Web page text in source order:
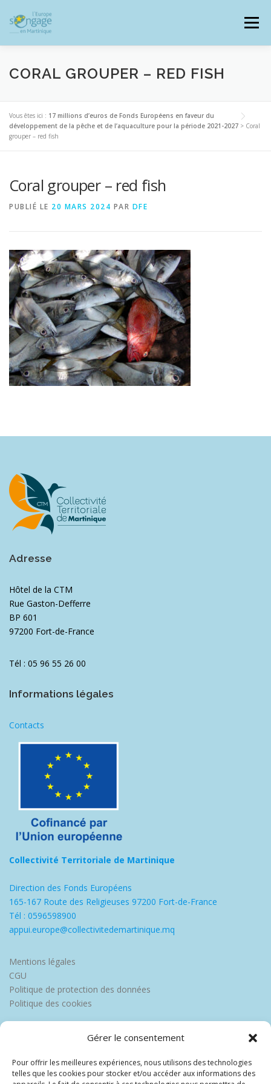
Gérer le consentement
Pour offrir les meilleures expériences, nous utilisons des technologies
telles que les cookies pour stocker et/ou accéder aux informations des
contenu
Menu
PROGRAMMES J’AI UN PROJET
RESSOURCES DOCUMENTAIRES
SIGNALER UNE FRAUDE
CORAL GROUPER – RED FISH
Vous êtes ici : 17 millions d’euros de Fonds Européens en faveur du
développement de la pêche et de l’aquaculture pour la période 2021-2027 > Coral
grouper – red fish
Coral grouper – red fish
PUBLIÉ LE 20 MARS 2024 PAR DFE
Adresse
Hôtel de la CTM
Rue Gaston-Defferre
BP 601
97200 Fort-de-France
Tél : 05 96 55 26 00
Informations légales
Contacts
Collectivité Territoriale de Martinique
Direction des Fonds Européens
165-167 Route des Religieuses 97200 Fort-de-France
Tél : 0596598900
appui.europe@collectivitedemartinique.mq
Mentions légales
CGU
Politique de protection des données
Politique des cookies